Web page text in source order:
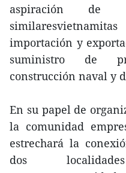
aspiración de
importación y
suministro de
construcción naval y
En su papel de
la comunidad
estrechará la
dos